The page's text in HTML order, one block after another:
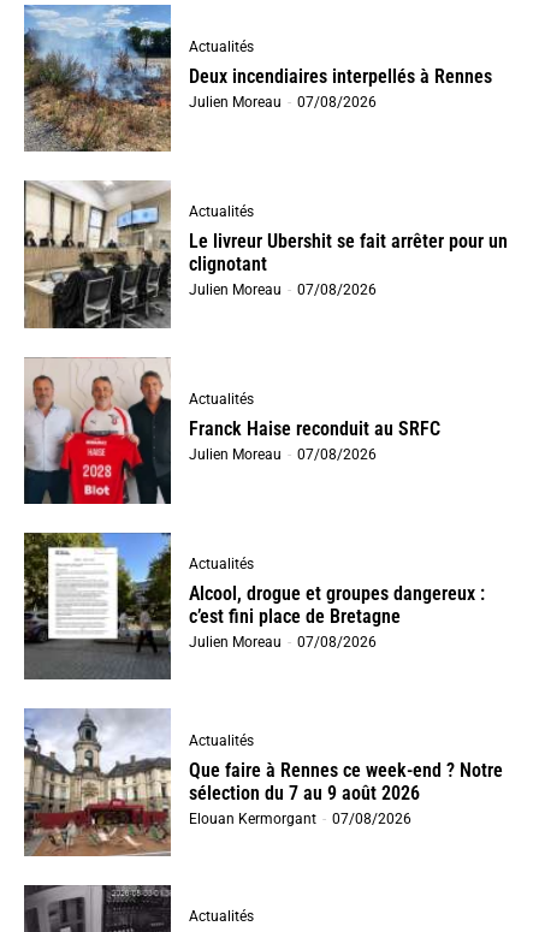
Actualités
Deux incendiaires interpellés à Rennes
Julien Moreau - 07/08/2026
Actualités
Le livreur Ubershit se fait arrêter pour un
clignotant
Julien Moreau - 07/08/2026
Actualités
Franck Haise reconduit au SRFC
Julien Moreau - 07/08/2026
Actualités
Alcool, drogue et groupes dangereux :
c’est fini place de Bretagne
Julien Moreau - 07/08/2026
Actualités
Que faire à Rennes ce week-end ? Notre
sélection du 7 au 9 août 2026
Elouan Kermorgant - 07/08/2026
Actualités